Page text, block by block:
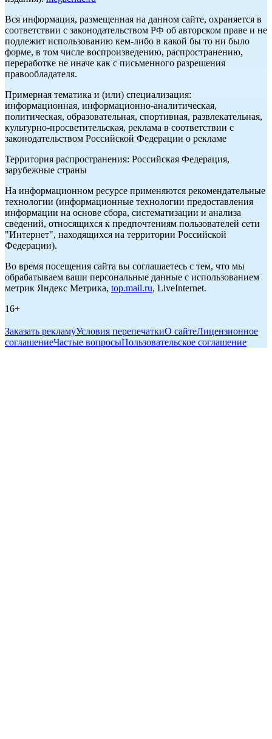
Вся информация, размещенная на данном сайте, охраняется в
соответствии с законодательством РФ об авторском праве и не
подлежит использованию кем-либо в какой бы то ни было
форме, в том числе воспроизведению, распространению,
переработке не иначе как с письменного разрешения
правообладателя.
Примерная тематика и (или) специализация:
информационная, информационно-аналитическая,
политическая, образовательная, спортивная, развлекательная,
культурно-просветительская, реклама в соответствии с
законодательством Российской Федерации о рекламе
Территория распространения: Российская Федерация,
зарубежные страны
На информационном ресурсе применяются рекомендательные
технологии (информационные технологии предоставления
информации на основе сбора, систематизации и анализа
сведений, относящихся к предпочтениям пользователей сети
"Интернет", находящихся на территории Российской
Федерации).
Во время посещения сайта вы соглашаетесь с тем, что мы
обрабатываем ваши персональные данные с использованием
метрик Яндекс Метрика, top.mail.ru, LiveInternet.
16+
Заказать рекламуУсловия перепечаткиО сайтеЛицензионное
соглашениеЧастые вопросыПользовательское соглашение